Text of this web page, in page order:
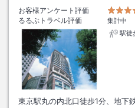
お客様アンケート評価
るるぶトラベル評価
集計中
駅徒
東京駅丸の内北口徒歩1分、地下